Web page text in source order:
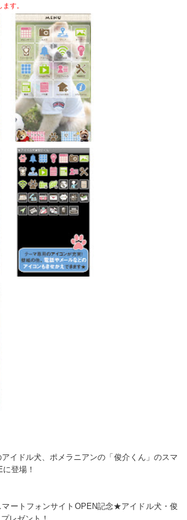
す。
イドル犬、ポメラニアンの「俊介くん」のスマ
登場！
マートフォンサイトOPEN記念★アイドル犬・俊